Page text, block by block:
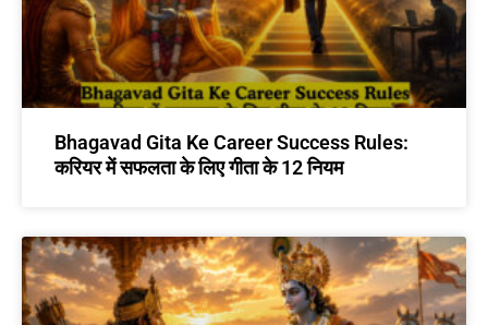
Bhagavad Gita Ke Career Success Rules:
करियर में सफलता के लिए गीता के 12 नियम